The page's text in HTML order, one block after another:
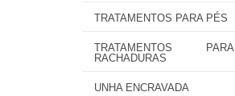
TRATAMENTOS PARA PÉS
TRATAMENTOS PARA
RACHADURAS
UNHA ENCRAVADA